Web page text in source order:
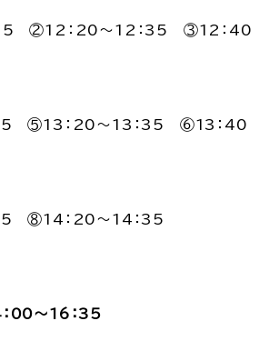
②12：20～12：35 ③12：40
⑤13：20～13：35 ⑥13：40
⑧14：20～14：35
：00～16：35